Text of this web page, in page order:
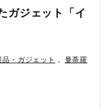
ガジェット「イ
品・ガジェット ,
曼荼羅